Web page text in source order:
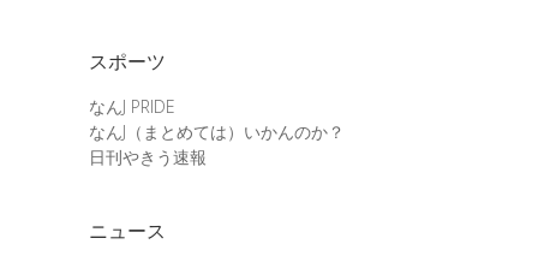
スポーツ
なんJ PRIDE
なんJ（まとめては）いかんのか？
日刊やきう速報
ニュース